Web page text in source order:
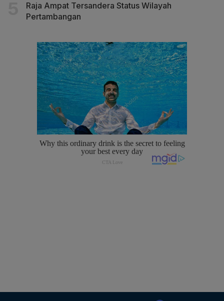
Raja Ampat Tersandera Status Wilayah
Pertambangan